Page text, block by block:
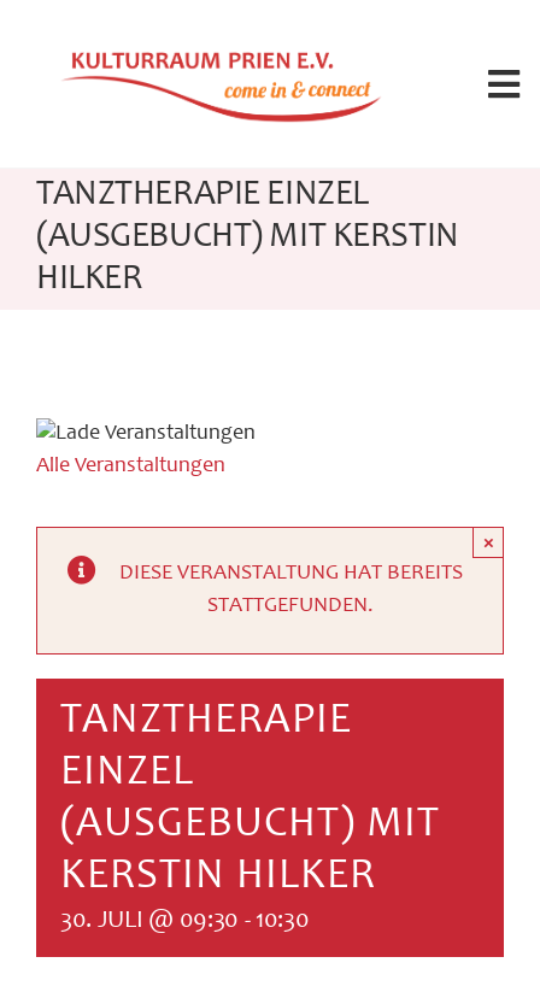
springen
Angebote
Kalender
SUCHE
NACH:
TANZTHERAPIE EINZEL
(AUSGEBUCHT) MIT KERSTIN
HILKER
Alle Veranstaltungen
DIESE VERANSTALTUNG HAT BEREITS
STATTGEFUNDEN.
×
TANZTHERAPIE
EINZEL
(AUSGEBUCHT) MIT
KERSTIN HILKER
30. JULI @ 09:30 - 10:30